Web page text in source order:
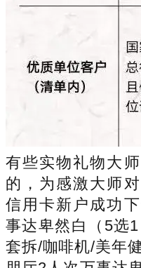
有些实物礼物大
的，为感激大师
信用卡新户成功
事达卑然白（5选
套拆/咖啡机/美年